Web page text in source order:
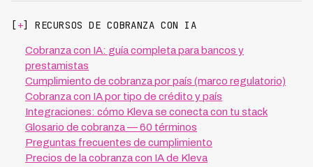
[+] RECURSOS DE COBRANZA CON IA
Cobranza con IA: guía completa para bancos y
prestamistas
Cumplimiento de cobranza por país (marco regulatorio)
Cobranza con IA por tipo de crédito y país
Integraciones: cómo Kleva se conecta con tu stack
Glosario de cobranza — 60 términos
Preguntas frecuentes de cumplimiento
Precios de la cobranza con IA de Kleva